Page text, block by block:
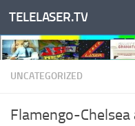
Salta al contenuto
TELELASER.TV
UNCATEGORIZED
Flamengo-